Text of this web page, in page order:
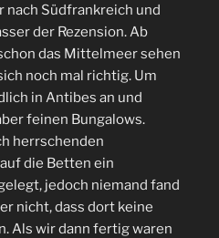
nach Südfrankreich und
der Rezension. Ab
das Mittelmeer sehen
noch mal richtig. Um
in Antibes an und
feinen Bungalows.
herrschenden
die Betten ein
jedoch niemand fand
nicht, dass dort keine
Als wir dann fertig waren